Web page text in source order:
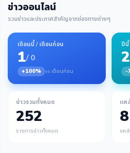
ข่าวออนไลน์
รวมข่าวและประกาศสำคัญจากช่องทางต่างๆ
เดือนนี้ / เดือนก่อน
1/ 0
+100% vs เดือนก่อน
ปีนี้
-
ข่าวรวมทั้งหมด
252
รายการข่าวทั้งหมด
แห
8
แห